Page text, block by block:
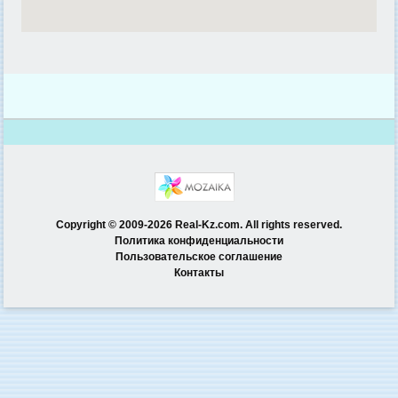
Copyright © 2009-2026 Real-Kz.com. All rights reserved.
Политика конфиденциальности
Пользовательское соглашение
Контакты